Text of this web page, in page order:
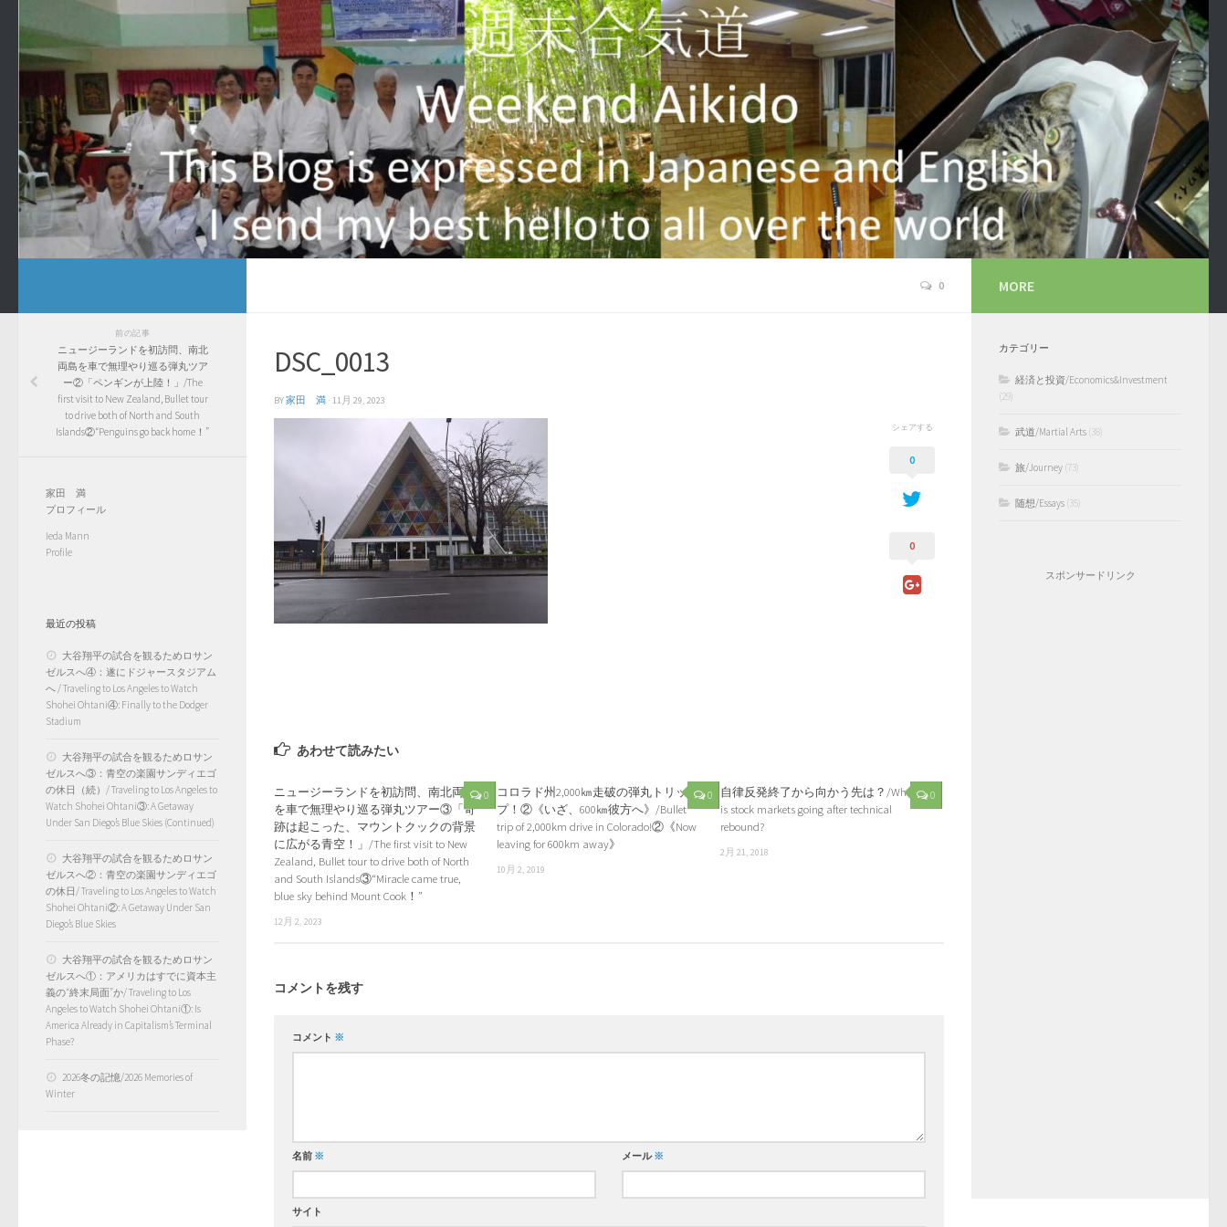
0
DSC_0013
BY家田 満 · 11月 29, 2023
シェアする
0
0
あわせて読みたい
0
ニュージーランドを初訪問、南北両島
を車で無理やり巡る弾丸ツアー③「奇
跡は起こった、マウントクックの背景
に広がる青空！」/The first visit to New
Zealand, Bullet tour to drive both of North
and South Islands③“Miracle came true,
blue sky behind Mount Cook！”
12月 2, 2023
0
コロラド州2,000㎞走破の弾丸トリッ
プ！②《いざ、600㎞彼方へ》/Bullet
trip of 2,000km drive in Colorado!②《Now
leaving for 600km away》
10月 2, 2019
0
自律反発終了から向かう先は？/Where
is stock markets going after technical
rebound?
2月 21, 2018
コメントを残す
コメント ※
名前 ※ メール※
サイト
前の記事
ニュージーランドを初訪問、南北
両島を車で無理やり巡る弾丸ツア
ー②「ペンギンが上陸！」/The
first visit to New Zealand, Bullet tour
to drive both of North and South
Islands②“Penguins go back home！”
家田 満
プロフィール
Ieda Mann
Profile
最近の投稿
大谷翔平の試合を観るためロサン
ゼルスへ④：遂にドジャースタジアム
へ / Traveling to Los Angeles to Watch
Shohei Ohtani④: Finally to the Dodger
Stadium
大谷翔平の試合を観るためロサン
ゼルスへ③：青空の楽園サンディエゴ
の休日（続）/ Traveling to Los Angeles to
Watch Shohei Ohtani③: A Getaway
Under San Diego’s Blue Skies (Continued)
大谷翔平の試合を観るためロサン
ゼルスへ②：青空の楽園サンディエゴ
の休日/ Traveling to Los Angeles to Watch
Shohei Ohtani②: A Getaway Under San
Diego’s Blue Skies
大谷翔平の試合を観るためロサン
ゼルスへ①：アメリカはすでに資本主
義の“終末局面”か/ Traveling to Los
Angeles to Watch Shohei Ohtani①: Is
America Already in Capitalism’s Terminal
Phase?
2026冬の記憶/2026 Memories of
Winter
MORE
カテゴリー
経済と投資/Economics&Investment
(29)
武道/Martial Arts (38)
旅/Journey (73)
随想/Essays (35)
スポンサードリンク